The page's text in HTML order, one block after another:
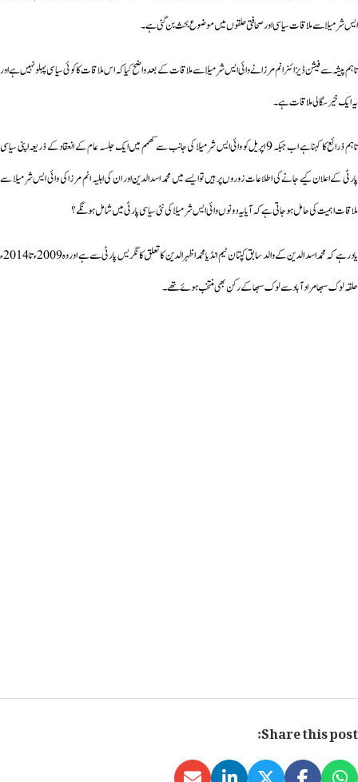
ایس شرمیلا سے ملاقات سیاسی اور صحافتی حلقوں میں موضوع بحث بن گئی ہے۔
تاہم پیشہ سے فیشن ڈیزائنر انم مرزا نے وائی ایس شرمیلا سے ملاقات کے بعد واضح کیا کہ اس ملاقات کا کوئی سیاسی پہلو نہیں ہے اور
یہ ایک خیر سگالی ملاقات ہے۔
تاہم ذرائع کا کہنا ہے اب جبکہ 9 اپریل کو وائی ایس شرمیلا کی جانب سے کھمم میں ایک جلسہ عام کے انعقاد کے ذریعہ اپنی سیاسی
پارٹی کے اعلان کیے جانے کی اطلاعات زوروں پر ہیں تو ایسے میں محمد اسدالدین اور ان کی اہلیہ انم مرزا کی وائی ایس شرمیلا سے
ملاقات اہمیت کی حامل ہوجاتی ہے کہ آیا یہ دونوں وائی ایس شرمیلا کی نئی سیاسی پارٹی میں شامل ہونگے؟
یاد رہے کہ محمد اسد الدین کے والد سابق کپتان ٹیم انڈیا محمد اظہر الدین کا تعلق کانگریس پارٹی سے ہے اور وہ 2009ء تا 2014ء
حلقہ لوک سبھا مرادآباد سے لوک سبھا کے رکن بھی منتخب ہوئے تھے۔
Share this post: